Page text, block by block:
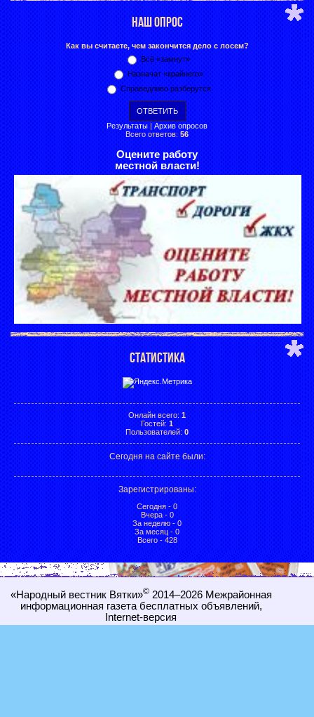
НАШ ОПРОС
Как вы считаете, чем закончится дело с лосем?
Всё «замнут»
Назначат «крайнего»
Справедливо разберутся
Результаты | Архив опросов
Всего ответов: 56
Оцените работу
местной власти!
СТАТИСТИКА
Онлайн всего: 1
Гостей: 1
Пользователей: 0
Сегодня на сайте были:
Зарегистрированы:
Сегодня - 0
Вчера - 0
За неделю - 0
За месяц - 0
Всего - 428
«Народный вестник Вятки»©2014–2026 Межрайонная
информационная газета бесплатных объявлений,
Internet-версия